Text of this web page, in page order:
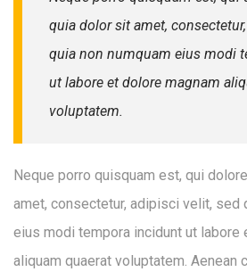
Enter your email address for
keep your self our
quia dolor sit amet,
quia non numquam eius modi
ut labore et dolore magnam
voluptatem.
Neque porro quisquam est, qui
amet, consectetur, adipisci velit, sed
eius modi tempora incidunt ut labore
aliquam quaerat voluptatem. Aenean